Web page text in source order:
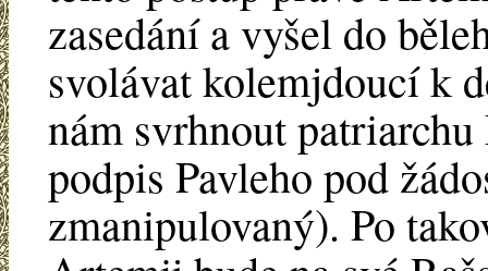
zasedání a vyšel do
svolávat kolemjdoucí k
nám svrhnout
podpis Pavleho pod
zmanipulovaný). Po